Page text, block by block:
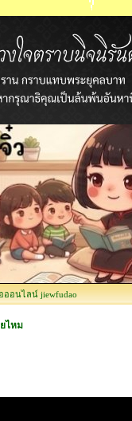
ออนไลน์ jiewfudao
ไหม